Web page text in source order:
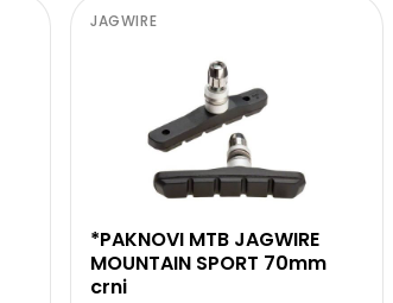
JAGWIRE
*PAKNOVI MTB JAGWIRE
MOUNTAIN SPORT 70mm
crni